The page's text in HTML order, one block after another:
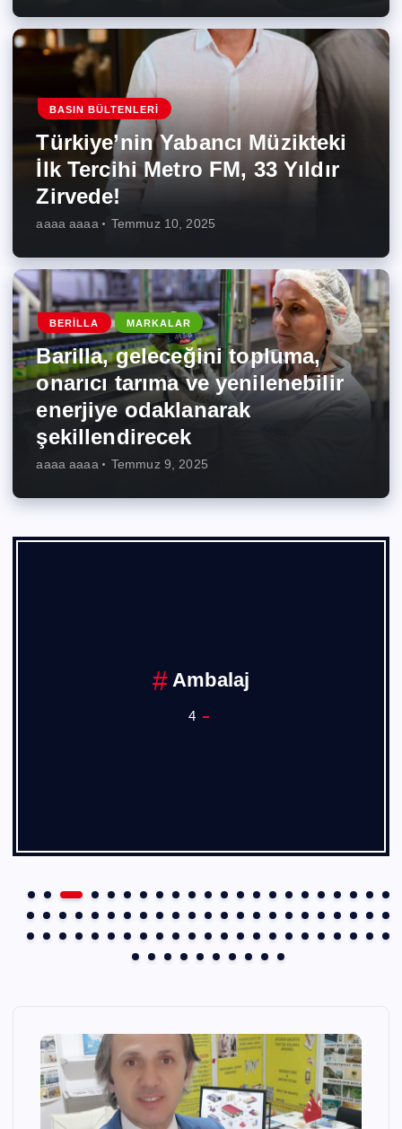
BASIN BÜLTENLERI
Türkiye’nin Yabancı Müzikteki
İlk Tercihi Metro FM, 33 Yıldır
Zirvede!
aaaa aaaa Temmuz 10, 2025
BERILLA MARKALAR
Barilla, geleceğini topluma,
onarıcı tarıma ve yenilenebilir
enerjiye odaklanarak
şekillendirecek
aaaa aaaa Temmuz 9, 2025
Ambalaj
4